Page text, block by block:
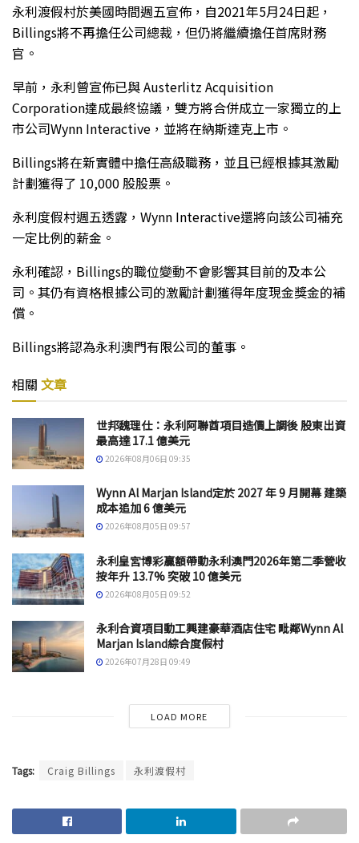
永利渡假村於美國時間週五宣佈，自2021年5月24日起，
Billings將不再擔任公司總裁，但仍將繼續擔任首席財務
官。
早前，永利曾宣佈已與 Austerlitz Acquisition
Corporation達成最終協議，雙方將合併成立一家獨立的上
市公司Wynn Interactive，並將在納斯達克上市。
Billings將在新實體中擔任高級職務，並且已經根據其激勵
計劃獲得了 10,000 股股票。
永利度假村週五透露，Wynn Interactive還將向該公司補充
一定比例的薪金。
永利確認，Billings的職位變動不會影響其目前的及本公
司。其仍有資格根據公司的激勵計劃獲得年度現金獎金的補
償。
Billings將認為永利澳門有限公司的董事。
相關 文章
世邦魏理仕：永利阿聯酋項目造價上調後 股東出資
最高達 17.1 億美元
2026年08月06日 09:35
Wynn Al Marjan Island定於 2027 年 9 月開幕 建築
成本追加 6 億美元
2026年08月05日 09:57
永利皇宮博彩贏額帶動永利澳門2026年第二季營收
按年升 13.7% 突破 10 億美元
2026年08月05日 09:52
永利合資項目動工興建豪華酒店住宅 毗鄰Wynn Al
Marjan Island綜合度假村
2026年07月28日 09:49
LOAD MORE
Tags: Craig Billings 永利渡假村